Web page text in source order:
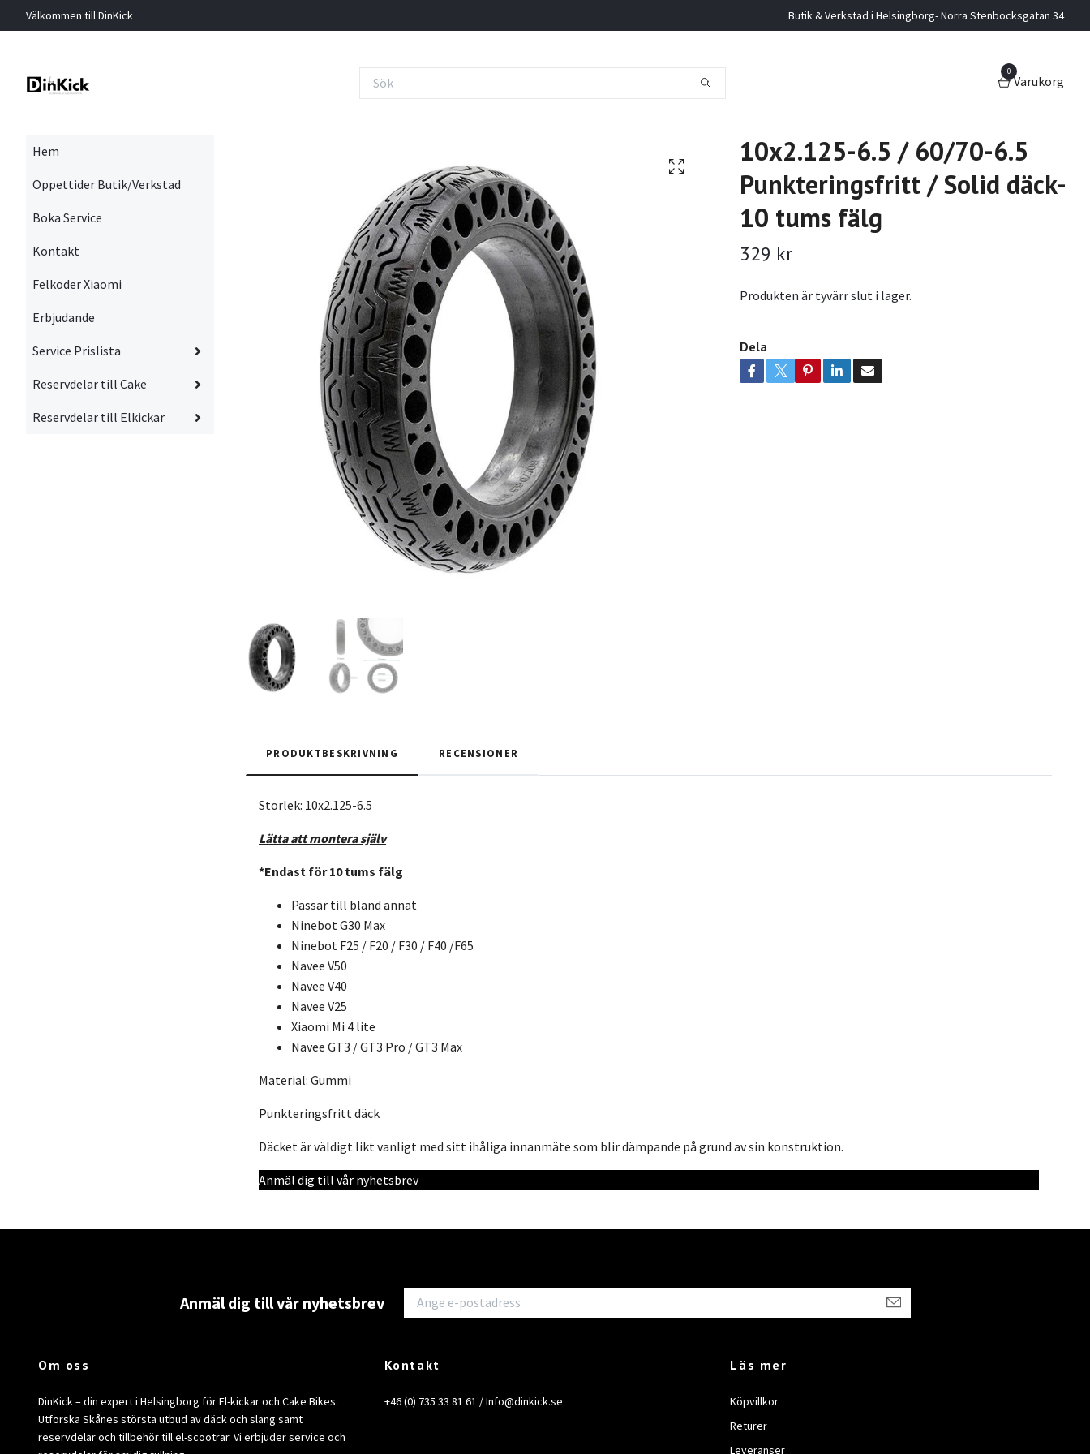
Välkommen till DinKick Butik & Verkstad i Helsingborg- Norra Stenbocksgatan 34
0
Varukorg
Hem
Öppettider Butik/Verkstad
Boka Service
Kontakt
Felkoder Xiaomi
Erbjudande
Service Prislista
Reservdelar till Cake
Reservdelar till Elkickar
10x2.125-6.5 / 60/70-6.5
Punkteringsfritt / Solid däck-
10 tums fälg
329 kr
Produkten är tyvärr slut i lager.
Dela
PRODUKTBESKRIVNING RECENSIONER
Storlek: 10x2.125-6.5
Lätta att montera själv
*Endast för 10 tums fälg
Passar till bland annat
Ninebot G30 Max
Ninebot F25 / F20 / F30 / F40 /F65
Navee V50
Navee V40
Navee V25
Xiaomi Mi 4 lite
Navee GT3 / GT3 Pro / GT3 Max
Material: Gummi
Punkteringsfritt däck
Däcket är väldigt likt vanligt med sitt ihåliga innanmäte som blir dämpande på grund av sin konstruktion.
Anmäl dig till vår nyhetsbrev
Anmäl dig till vår nyhetsbrev
Om oss
DinKick – din expert i Helsingborg för El-kickar och Cake Bikes.
Utforska Skånes största utbud av däck och slang samt
reservdelar och tillbehör till el-scootrar. Vi erbjuder service och
Kontakt
+46 (0) 735 33 81 61 /Info@dinkick.se
Läs mer
Köpvillkor
Returer
Leveranser